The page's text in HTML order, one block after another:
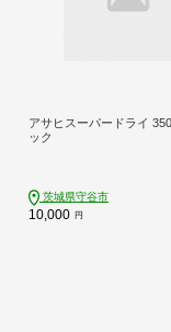
アサヒスーパードライ
ック
茨城県守谷市
10,000 円